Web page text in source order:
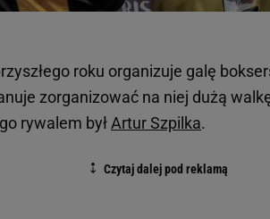
roku organizuje galę
zorganizować na niej dużą
rywalem był Artur Szpilka.